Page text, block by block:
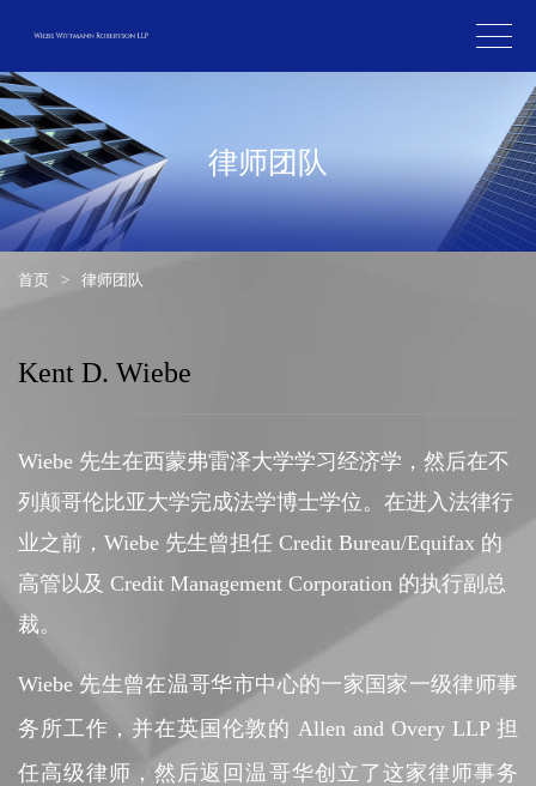
律师团队
首页 > 律师团队
Kent D. Wiebe
Wiebe 先生在西蒙弗雷泽大学学习经济学，然后在不
列颠哥伦比亚大学完成法学博士学位。在进入法律行
业之前，Wiebe 先生曾担任 Credit Bureau/Equifax 的
高管以及 Credit Management Corporation 的执行副总
裁。
Wiebe 先生曾在温哥华市中心的一家国家一级律师事
务所工作，并在英国伦敦的 Allen and Overy LLP 担
任高级律师，然后返回温哥华创立了这家律师事务